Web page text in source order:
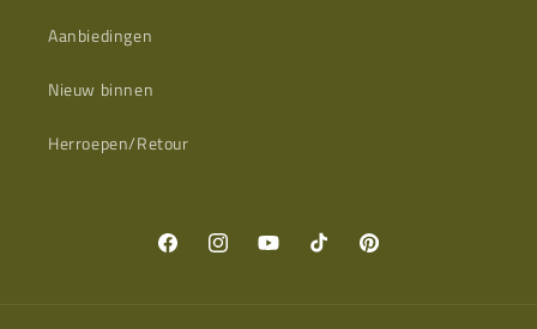
Aanbiedingen
Nieuw binnen
Herroepen/Retour
FacebookInstagramYouTubeTikTok Pinterest